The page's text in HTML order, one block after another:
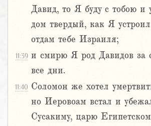
Давид, то Я буду с тобою и
дом твердый, как Я
отдам тебе Израиля;
11:39 и смирю Я род Давидов за
все дни.
11:40 Соломон же хотел
но Иеровоам встал и
Сусакиму, царю